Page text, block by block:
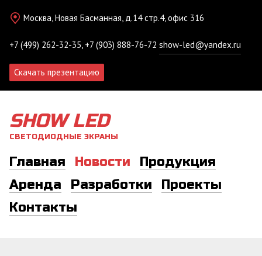
Москва, Новая Басманная, д.14 стр.4, офис 316
+7 (499) 262-32-35, +7 (903) 888-76-72 show-led@yandex.ru
Скачать презентацию
SHOW LED
СВЕТОДИОДНЫЕ ЭКРАНЫ
Главная Новости
Продукция
Аренда
Разработки
Проекты
Контакты